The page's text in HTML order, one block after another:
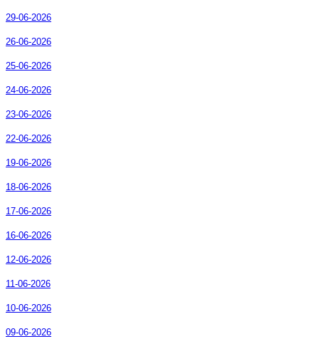
29-06-2026
26-06-2026
25-06-2026
24-06-2026
23-06-2026
22-06-2026
19-06-2026
18-06-2026
17-06-2026
16-06-2026
12-06-2026
11-06-2026
10-06-2026
09-06-2026